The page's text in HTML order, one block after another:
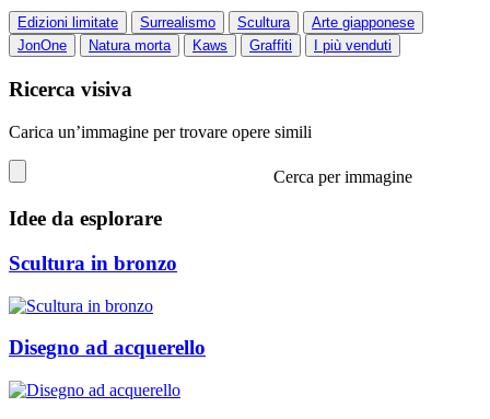
Edizioni limitate Surrealismo Scultura
Arte giapponese
JonOne
Natura morta Kaws Graffiti I più venduti
Ricerca visiva
Carica un’immagine per trovare opere simili
Cerca per immagine
Idee da esplorare
Scultura in bronzo
Disegno ad acquerello